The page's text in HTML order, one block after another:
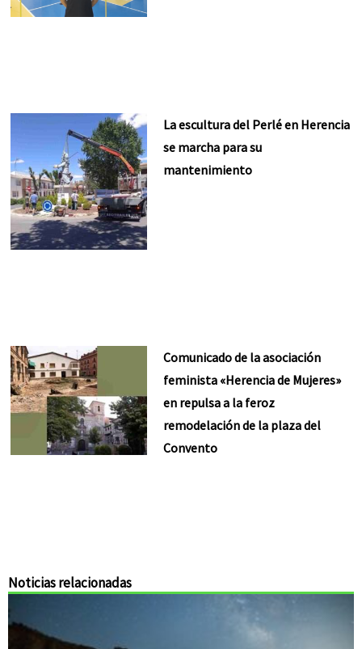
La escultura del Perlé en Herencia
se marcha para su
mantenimiento
Comunicado de la asociación
feminista «Herencia de Mujeres»
en repulsa a la feroz
remodelación de la plaza del
Convento
Noticias relacionadas